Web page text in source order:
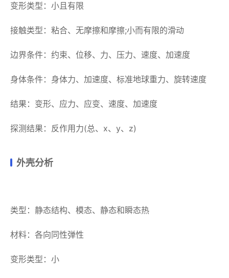
变形类型：小且有限
接触类型：粘合、无摩擦和摩擦;小而有限的滑动
边界条件：约束、位移、力、压力、速度、加速度
身体条件：身体力、加速度、标准地球重力、旋转速度
结果：变形、应力、应变、速度、加速度
探测结果：反作用力(总、x、y、z)
外壳分析
类型：静态结构、模态、静态和瞬态热
材料：各向同性弹性
变形类型：小